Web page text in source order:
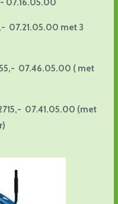
07.21.05.00 met 3
07.46.05.00 ( met
2715,- 07.41.05.00 (met